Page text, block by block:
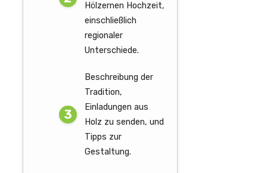
Hölzernen Hochzeit,
einschließlich
regionaler
Unterschiede.
Beschreibung der
Tradition,
Einladungen aus
Holz zu senden, und
Tipps zur
Gestaltung.